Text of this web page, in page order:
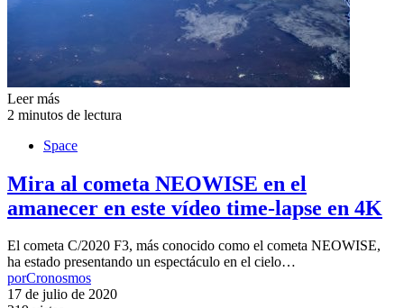
Leer más
2 minutos de lectura
Space
Mira al cometa NEOWISE en el
amanecer en este vídeo time-lapse en 4K
El cometa C/2020 F3, más conocido como el cometa NEOWISE,
ha estado presentando un espectáculo en el cielo…
porCronosmos
17 de julio de 2020